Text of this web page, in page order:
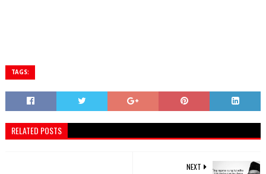
TAGS:
RELATED POSTS
NEXT